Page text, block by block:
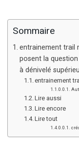
Sommaire
entrainement trail
posent la
à dénivelé
entrainement
Lire aussi
Lire encore
Lire tout